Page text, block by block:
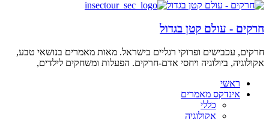
חרקים - עולם קטן בגדול
חרקים, עכבישים ופרוקי רגליים בישראל. מאות מאמרים בנושאי טבע,
אקולוגיה, ביולוגיה ויחסי אדם-חרקים. הפעלות ומשחקים לילדים,
ראשי
אינדקס מאמרים
כללי
אקולוגיה